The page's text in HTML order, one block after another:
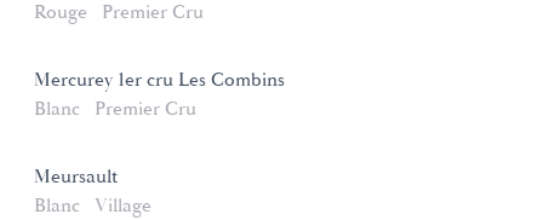
Rouge
Premier Cru
Mercurey 1er cru Les Combins
Blanc
Premier Cru
Meursault
Blanc
Village